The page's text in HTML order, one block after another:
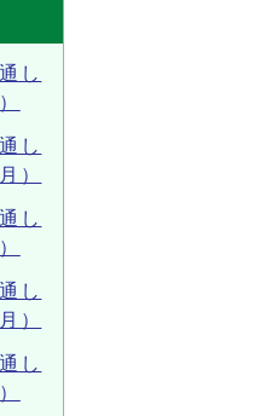
し
し
）
し
し
）
し